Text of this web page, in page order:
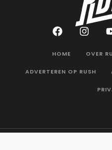
HOME OVER
ADVERTEREN OP RUSH